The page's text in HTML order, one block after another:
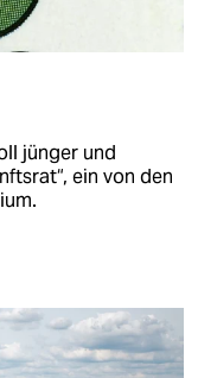
jünger und
ein von den